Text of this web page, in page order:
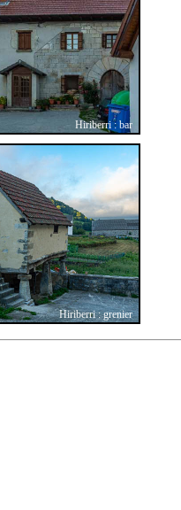
Hiriberri : bar
Hiriberri : grenier